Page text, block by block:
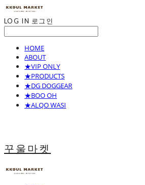
LOG IN 로그인
HOME
ABOUT
★VIP ONLY
★PRODUCTS
★DG DOGGEAR
★BOO OH
★ALQO WASI
꾸울마켓